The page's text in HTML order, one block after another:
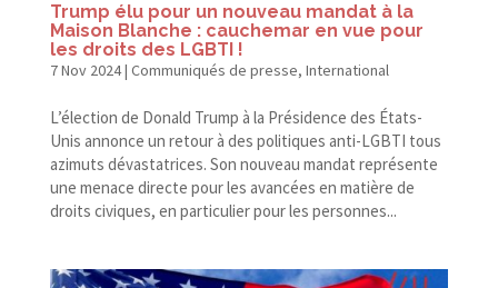
Trump élu pour un nouveau mandat à la
Maison Blanche : cauchemar en vue pour
les droits des LGBTI !
7 Nov 2024| Communiqués de presse, International
L’élection de Donald Trump à la Présidence des États-​
Unis annonce un retour à des politiques anti-​LGBTI tous
azimuts dévastatrices. Son nouveau mandat représente
une menace directe pour les avancées en matière de
droits civiques, en particulier pour les personnes...